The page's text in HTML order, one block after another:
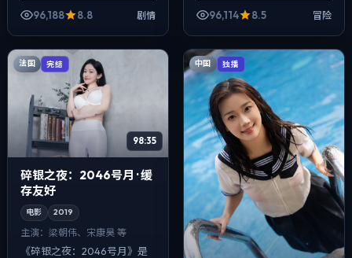
译、肖央、范伟等主演。以冷
96,188 8.8 剧情
译、孔刘、雷佳音等主演。影
96,114 8.5 冒险
法国 完结
98:35
碎银之夜：2046号月 · 缓
存友好
电影 2019
主演： 梁朝伟、宋康昊 等
《碎银之夜：2046号月》是
中国 独播